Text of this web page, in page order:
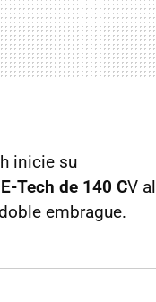
inicie su
E-Tech de 140 CV al
embrague.